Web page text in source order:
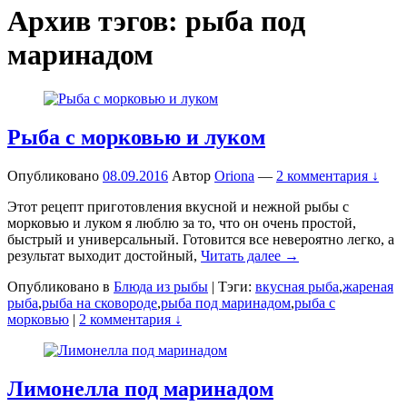
Архив тэгов: рыба под
маринадом
Рыба с морковью и луком
Опубликовано 08.09.2016 Автор Oriona — 2 комментария ↓
Этот рецепт приготовления вкусной и нежной рыбы с
морковью и луком я люблю за то, что он очень простой,
быстрый и универсальный. Готовится все невероятно легко, а
результат выходит достойный, Читать далее →
Опубликовано в Блюда из рыбы | Тэги: вкусная рыба,жареная
рыба,рыба на сковороде,рыба под маринадом,рыба с
морковью | 2 комментария ↓
Лимонелла под маринадом